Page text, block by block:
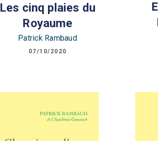
Les cinq plaies du
Royaume
Patrick Rambaud
07/10/2020